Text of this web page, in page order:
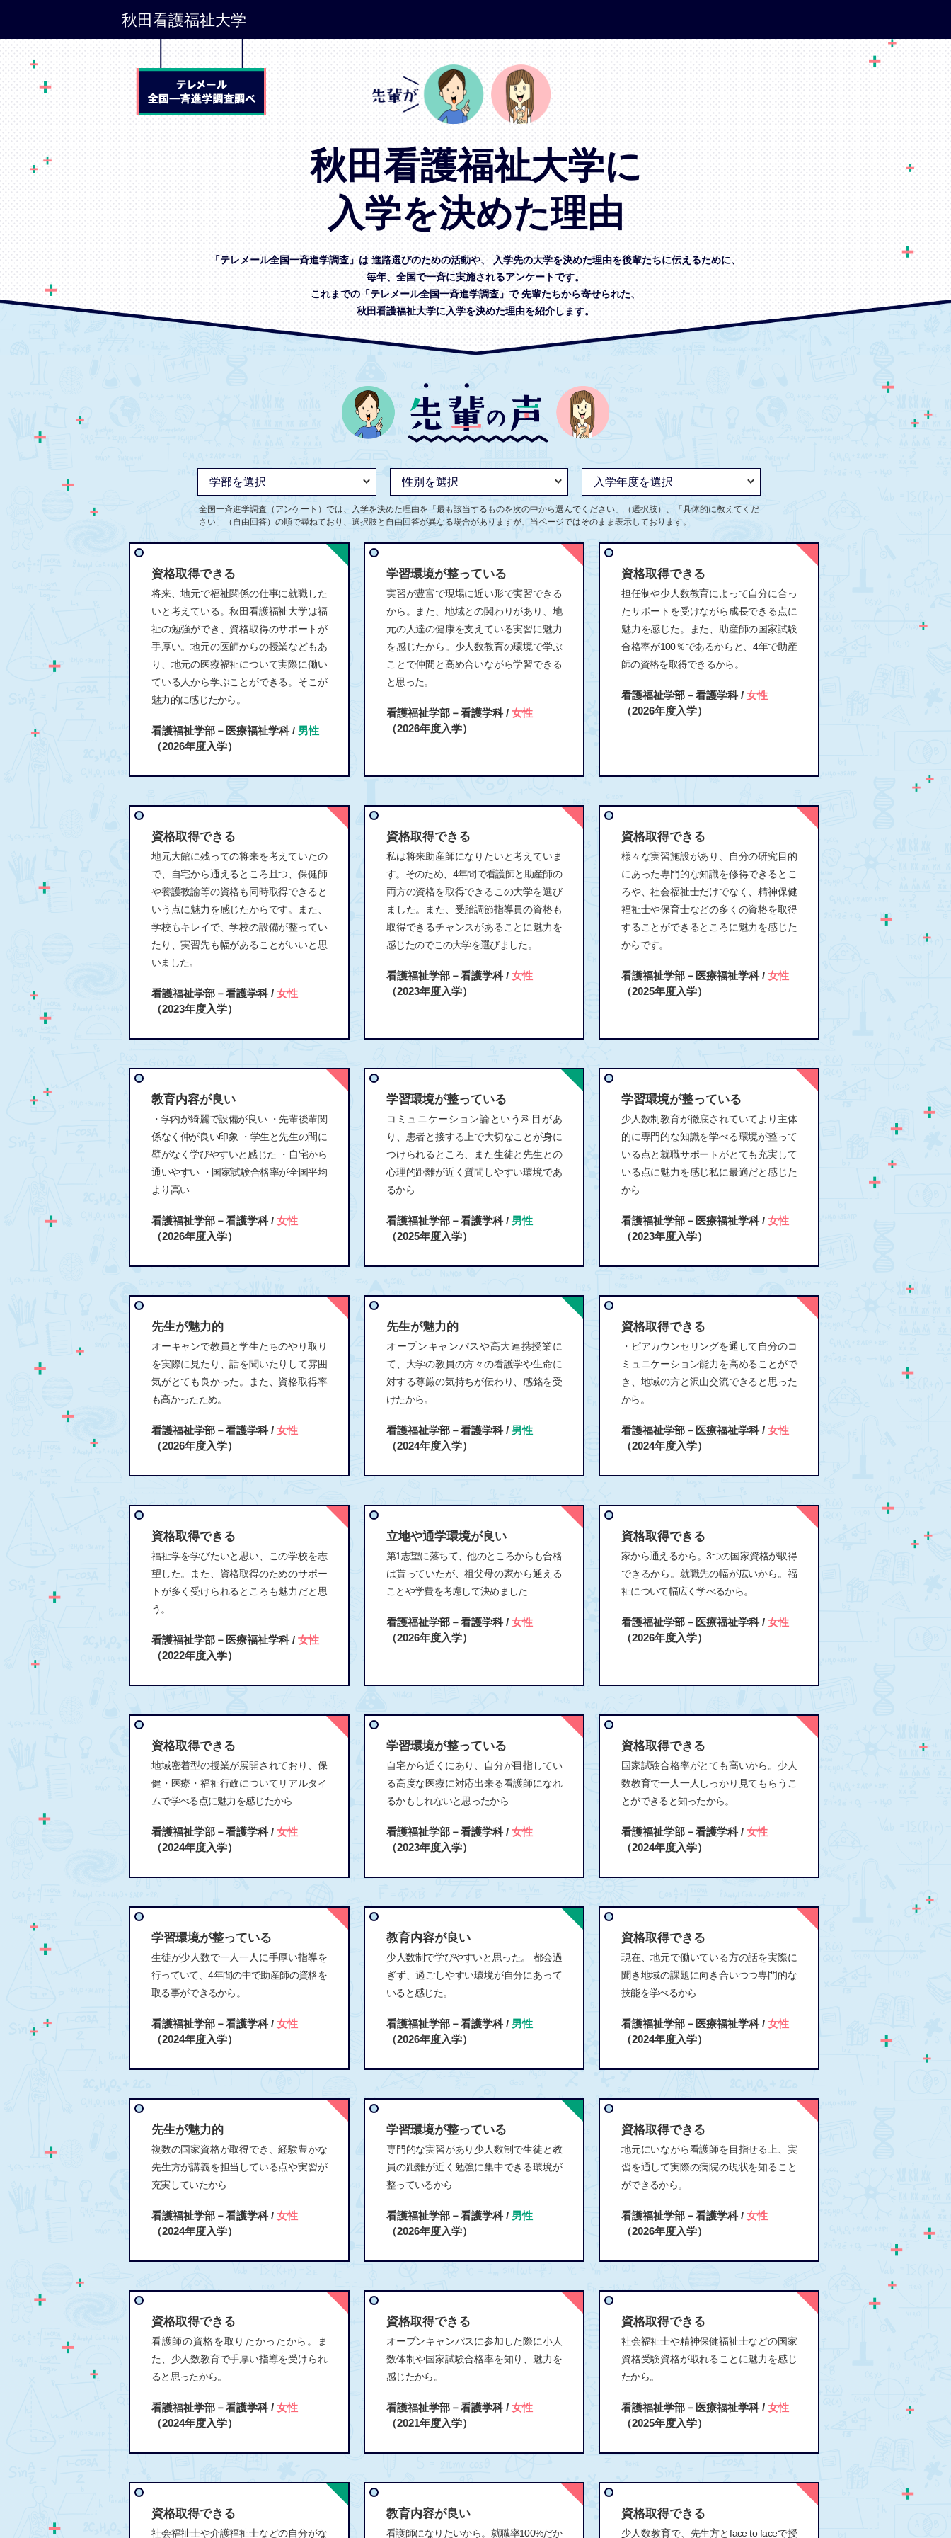
秋田看護福祉大学
秋田看護福祉大学に
入学を決めた理由
「テレメール全国一斉進学調査」は進路選びのための活動や、入学先の大学を決めた理由を後輩たちに伝えるために、
毎年、全国で一斉に実施されるアンケートです。
これまでの「テレメール全国一斉進学調査」で先輩たちから寄せられた、
秋田看護福祉大学に入学を決めた理由を紹介します。
全国一斉進学調査（アンケート）では、入学を決めた理由を「最も該当するものを次の中から選んでください」（選択肢）、「具体的に教えてくだ
さい」（自由回答）の順で尋ねており、選択肢と自由回答が異なる場合がありますが、当ページではそのまま表示しております。
資格取得できる
将来、地元で福祉関係の仕事に就職した
いと考えている。秋田看護福祉大学は福
祉の勉強ができ、資格取得のサポートが
手厚い。地元の医師からの授業などもあ
り、地元の医療福祉について実際に働い
ている人から学ぶことができる。そこが
魅力的に感じたから。
看護福祉学部－医療福祉学科 / 男性
（2026年度入学）
学習環境が整っている
実習が豊富で現場に近い形で実習できる
から。また、地域との関わりがあり、地
元の人達の健康を支えている実習に魅力
を感じたから。少人数教育の環境で学ぶ
ことで仲間と高め合いながら学習できる
と思った。
看護福祉学部－看護学科 / 女性
（2026年度入学）
資格取得できる
担任制や少人数教育によって自分に合っ
たサポートを受けながら成長できる点に
魅力を感じた。また、助産師の国家試験
合格率が100％であるからと、4年で助産
師の資格を取得できるから。
看護福祉学部－看護学科 / 女性
（2026年度入学）
資格取得できる
地元大館に残っての将来を考えていたの
で、自宅から通えるところ且つ、保健師
や養護教諭等の資格も同時取得できると
いう点に魅力を感じたからです。また、
学校もキレイで、学校の設備が整ってい
たり、実習先も幅があることがいいと思
いました。
看護福祉学部－看護学科 / 女性
（2023年度入学）
資格取得できる
私は将来助産師になりたいと考えていま
す。そのため、4年間で看護師と助産師の
両方の資格を取得できるこの大学を選び
ました。また、受胎調節指導員の資格も
取得できるチャンスがあることに魅力を
感じたのでこの大学を選びました。
看護福祉学部－看護学科 / 女性
（2023年度入学）
資格取得できる
様々な実習施設があり、自分の研究目的
にあった専門的な知識を修得できるとこ
ろや、社会福祉士だけでなく、精神保健
福祉士や保育士などの多くの資格を取得
することができるところに魅力を感じた
からです。
看護福祉学部－医療福祉学科 / 女性
（2025年度入学）
教育内容が良い
・学内が綺麗で設備が良い ・先輩後輩関
係なく仲が良い印象 ・学生と先生の間に
壁がなく学びやすいと感じた ・自宅から
通いやすい ・国家試験合格率が全国平均
より高い
看護福祉学部－看護学科 / 女性
（2026年度入学）
学習環境が整っている
コミュニケーション論という科目があ
り、患者と接する上で大切なことが身に
つけられるところ、また生徒と先生との
心理的距離が近く質問しやすい環境であ
るから
看護福祉学部－看護学科 / 男性
（2025年度入学）
学習環境が整っている
少人数制教育が徹底されていてより主体
的に専門的な知識を学べる環境が整って
いる点と就職サポートがとても充実して
いる点に魅力を感じ私に最適だと感じた
から
看護福祉学部－医療福祉学科 / 女性
（2023年度入学）
先生が魅力的
オーキャンで教員と学生たちのやり取り
を実際に見たり、話を聞いたりして雰囲
気がとても良かった。また、資格取得率
も高かったため。
看護福祉学部－看護学科 / 女性
（2026年度入学）
先生が魅力的
オープンキャンパスや高大連携授業に
て、大学の教員の方々の看護学や生命に
対する尊厳の気持ちが伝わり、感銘を受
けたから。
看護福祉学部－看護学科 / 男性
（2024年度入学）
資格取得できる
・ピアカウンセリングを通して自分のコ
ミュニケーション能力を高めることがで
き、地域の方と沢山交流できると思った
から。
看護福祉学部－医療福祉学科 / 女性
（2024年度入学）
資格取得できる
福祉学を学びたいと思い、この学校を志
望した。また、資格取得のためのサポー
トが多く受けられるところも魅力だと思
う。
看護福祉学部－医療福祉学科 / 女性
（2022年度入学）
立地や通学環境が良い
第1志望に落ちて、他のところからも合格
は貰っていたが、祖父母の家から通える
ことや学費を考慮して決めました
看護福祉学部－看護学科 / 女性
（2026年度入学）
資格取得できる
家から通えるから。3つの国家資格が取得
できるから。就職先の幅が広いから。福
祉について幅広く学べるから。
看護福祉学部－医療福祉学科 / 女性
（2026年度入学）
資格取得できる
地域密着型の授業が展開されており、保
健・医療・福祉行政についてリアルタイ
ムで学べる点に魅力を感じたから
看護福祉学部－看護学科 / 女性
（2024年度入学）
学習環境が整っている
自宅から近くにあり、自分が目指してい
る高度な医療に対応出来る看護師になれ
るかもしれないと思ったから
看護福祉学部－看護学科 / 女性
（2023年度入学）
資格取得できる
国家試験合格率がとても高いから。少人
数教育で一人一人しっかり見てもらうこ
とができると知ったから。
看護福祉学部－看護学科 / 女性
（2024年度入学）
学習環境が整っている
生徒が少人数で一人一人に手厚い指導を
行っていて、4年間の中で助産師の資格を
取る事ができるから。
看護福祉学部－看護学科 / 女性
（2024年度入学）
教育内容が良い
少人数制で学びやすいと思った。 都会過
ぎず、過ごしやすい環境が自分にあって
いると感じた。
看護福祉学部－看護学科 / 男性
（2026年度入学）
資格取得できる
現在、地元で働いている方の話を実際に
聞き地域の課題に向き合いつつ専門的な
技能を学べるから
看護福祉学部－医療福祉学科 / 女性
（2024年度入学）
先生が魅力的
複数の国家資格が取得でき、経験豊かな
先生方が講義を担当している点や実習が
充実していたから
看護福祉学部－看護学科 / 女性
（2024年度入学）
学習環境が整っている
専門的な実習があり少人数制で生徒と教
員の距離が近く勉強に集中できる環境が
整っているから
看護福祉学部－看護学科 / 男性
（2026年度入学）
資格取得できる
地元にいながら看護師を目指せる上、実
習を通して実際の病院の現状を知ること
ができるから。
看護福祉学部－看護学科 / 女性
（2026年度入学）
資格取得できる
看護師の資格を取りたかったから。ま
た、少人数教育で手厚い指導を受けられ
ると思ったから。
看護福祉学部－看護学科 / 女性
（2024年度入学）
資格取得できる
オープンキャンパスに参加した際に小人
数体制や国家試験合格率を知り、魅力を
感じたから。
看護福祉学部－看護学科 / 女性
（2021年度入学）
資格取得できる
社会福祉士や精神保健福祉士などの国家
資格受験資格が取れることに魅力を感じ
たから。
看護福祉学部－医療福祉学科 / 女性
（2025年度入学）
資格取得できる
社会福祉士や介護福祉士などの自分がな
教育内容が良い
看護師になりたいから。就職率100%だか
資格取得できる
少人数教育で、先生方とface to faceで授